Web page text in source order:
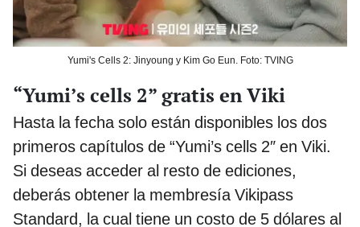
Yumi's Cells 2: Jinyoung y Kim Go Eun. Foto: TVING
“Yumi’s cells 2” gratis en Viki
Hasta la fecha solo están disponibles los dos
primeros capítulos de “Yumi’s cells 2″ en Viki.
Si deseas acceder al resto de ediciones,
deberás obtener la membresía Vikipass
Standard, la cual tiene un costo de 5 dólares al